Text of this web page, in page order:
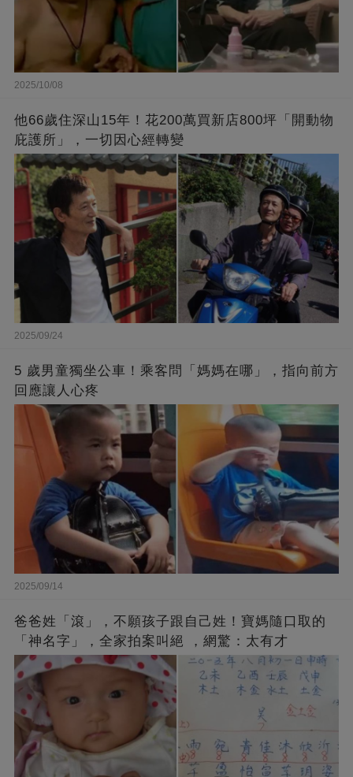
2025/10/08
他66歲住深山15年！花200萬買新店800坪「開動物
庇護所」，一切因心經轉變
2025/09/24
5 歲男童獨坐公車！乘客問「媽媽在哪」，指向前方
回應讓人心疼
2025/09/14
爸爸姓「滾」，不願孩子跟自己姓！寶媽隨口取的
「神名字」，全家拍案叫絕 ，網驚：太有才